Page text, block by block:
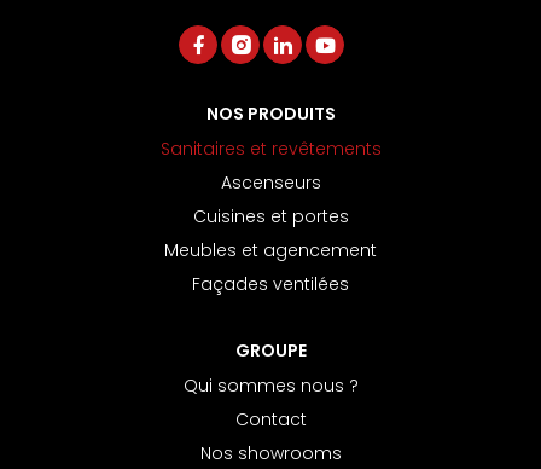
NOS PRODUITS
Sanitaires et revêtements
Ascenseurs
Cuisines et portes
Meubles et agencement
Façades ventilées
GROUPE
Qui sommes nous ?
Contact
Nos showrooms